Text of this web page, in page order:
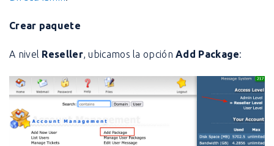
Crear paquete
A nivel Reseller, ubicamos la opciónAdd Package: